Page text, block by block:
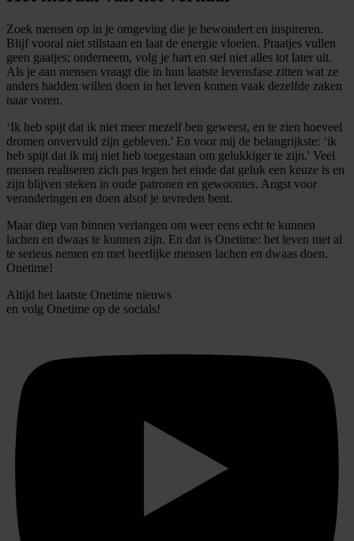
personaliseren, om functies voor social media te bieden
en om ons websiteverkeer te analyseren. Ook delen we
informatie over uw gebruik van onze site met onze
partners voor social media, adverteren en analyse. Deze
partners kunnen deze gegevens combineren met andere
informatie die u aan ze heeft verstrekt of die ze hebben
verzameld op basis van uw gebruik van hun services.
Zoek mensen op in je omgeving die je bewondert en inspireren.
Blijf vooral niet stilstaan en laat de energie vloeien. Praatjes vullen
geen gaatjes; onderneem, volg je hart en stel niet alles tot later uit.
Als je aan mensen vraagt die in hun laatste levensfase zitten wat ze
anders hadden willen doen in het leven komen vaak dezelfde zaken
naar voren.
‘Ik heb spijt dat ik niet meer mezelf ben geweest, en te zien hoeveel
dromen onvervuld zijn gebleven.' En voor mij de belangrijkste: ‘ik
heb spijt dat ik mij niet heb toegestaan om gelukkiger te zijn.' Veel
mensen realiseren zich pas tegen het einde dat geluk een keuze is en
zijn blijven steken in oude patronen en gewoontes. Angst voor
veranderingen en doen alsof je tevreden bent.
Maar diep van binnen verlangen om weer eens echt te kunnen
lachen en dwaas te kunnen zijn. En dat is Onetime: het leven niet al
te serieus nemen en met heerlijke mensen lachen en dwaas doen.
Onetime!
Altijd het laatste Onetime nieuws
en volg Onetime op de socials!